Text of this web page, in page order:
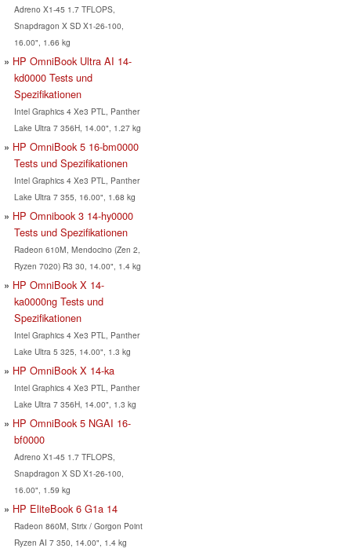
Adreno X1-45 1.7 TFLOPS,
Snapdragon X SD X1-26-100,
16.00", 1.66 kg
HP OmniBook Ultra AI 14-
kd0000 Tests und
Spezifikationen
Intel Graphics 4 Xe3 PTL, Panther
Lake Ultra 7 356H, 14.00", 1.27 kg
HP OmniBook 5 16-bm0000
Tests und Spezifikationen
Intel Graphics 4 Xe3 PTL, Panther
Lake Ultra 7 355, 16.00", 1.68 kg
HP Omnibook 3 14-hy0000
Tests und Spezifikationen
Radeon 610M, Mendocino (Zen 2,
Ryzen 7020) R3 30, 14.00", 1.4 kg
HP OmniBook X 14-
ka0000ng Tests und
Spezifikationen
Intel Graphics 4 Xe3 PTL, Panther
Lake Ultra 5 325, 14.00", 1.3 kg
HP OmniBook X 14-ka
Intel Graphics 4 Xe3 PTL, Panther
Lake Ultra 7 356H, 14.00", 1.3 kg
HP OmniBook 5 NGAI 16-
bf0000
Adreno X1-45 1.7 TFLOPS,
Snapdragon X SD X1-26-100,
16.00", 1.59 kg
HP EliteBook 6 G1a 14
Radeon 860M, Strix / Gorgon Point
Ryzen AI 7 350, 14.00", 1.4 kg